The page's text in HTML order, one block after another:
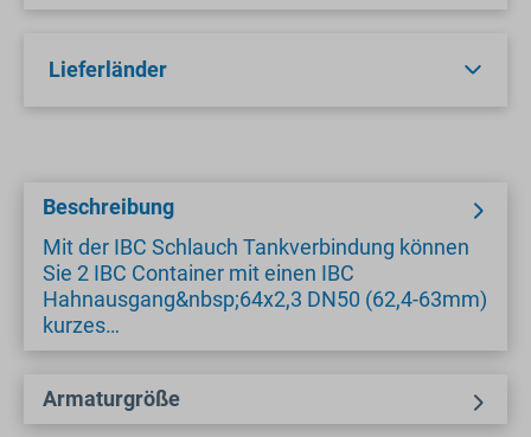
Lieferländer
Beschreibung
Mit der IBC Schlauch Tankverbindung können
Sie 2 IBC Container mit einen IBC
Hahnausgang&nbsp;64x2,3 DN50 (62,4-63mm)
kurzes…
Armaturgröße